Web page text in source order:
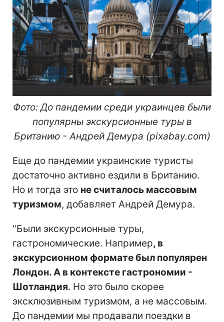
Фото: До пандемии среди украинцев были
популярны экскурсионные туры в
Британию - Андрей Демура (pixabay.com)
Еще до пандемии украинские туристы
достаточно активно ездили в Британию.
Но и тогда это не считалось массовым
туризмом, добавляет Андрей Демура.
"Были экскурсионные туры,
гастрономические. Например, в
экскурсионном формате был популярен
Лондон. А в контексте гастрономии -
Шотландия. Но это было скорее
эксклюзивным туризмом, а не массовым.
До пандемии мы продавали поездки в